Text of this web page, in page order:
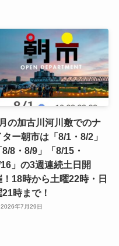
の加古川河川敷でのナ
ター朝市は「8/1・8/2」
8/8・8/9」「8/15・
」の3週連続土日開
！18時から土曜22時・日
21時まで！
2026年7月29日